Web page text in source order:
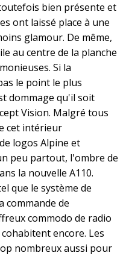
bien présente et
ont laissé place à une
glamour. De même,
au centre de la planche
Si la
le point le plus
dommage qu'il soit
Vision. Malgré tous
cet intérieur
logos Alpine et
peu partout, l'ombre de
la nouvelle A110.
que le système de
commande de
commodo de radio
encore. Les
nombreux aussi pour